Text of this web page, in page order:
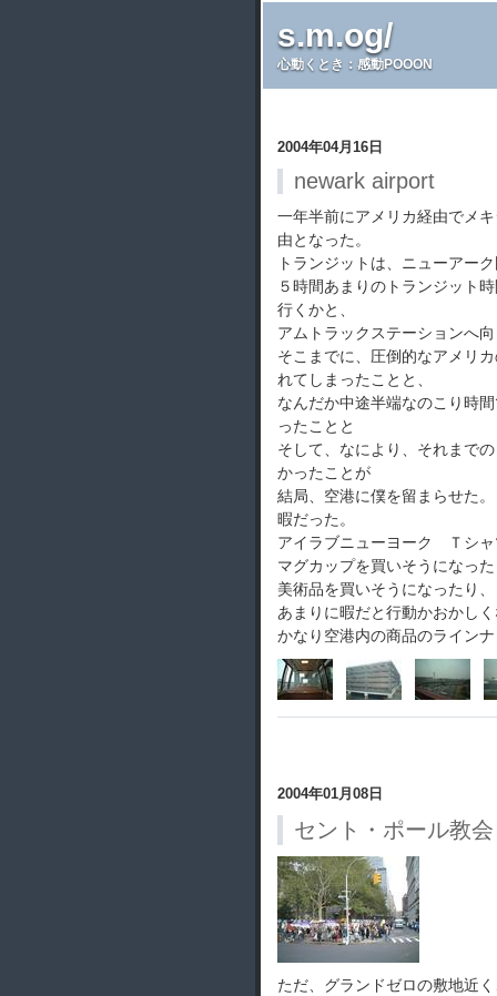
s.m.og/
心動くとき：感動POOON
2004年04月16日
newark airport
一年半前にアメリカ経由でメ
由となった。
トランジットは、ニューアー
５時間あまりのトランジット
行くかと、
アムトラックステーションへ
そこまでに、圧倒的なアメリ
れてしまったことと、
なんだか中途半端なのこり時
ったことと
そして、なにより、それまで
かったことが
結局、空港に僕を留まらせた。
暇だった。
アイラブニューヨーク Ｔシ
マグカップを買いそうになっ
美術品を買いそうになったり、
あまりに暇だと行動かおかし
かなり空港内の商品のライン
2004年01月08日
セント・ポール教会
ただ、グランドゼロの敷地近